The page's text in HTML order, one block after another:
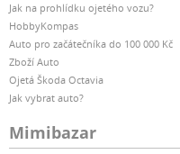
Jak na prohlídku ojetého vozu?
HobbyKompas
Auto pro začátečníka do 100 000 Kč
Zboží Auto
Ojetá Škoda Octavia
Jak vybrat auto?
Mimibazar